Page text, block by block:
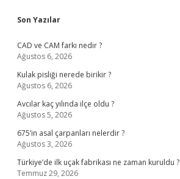
Sidebar
Son Yazılar
CAD ve CAM farkı nedir ?
Ağustos 6, 2026
Kulak pisliği nerede birikir ?
Ağustos 6, 2026
Avcılar kaç yılında ilçe oldu ?
Ağustos 5, 2026
675’in asal çarpanları nelerdir ?
Ağustos 3, 2026
Türkiye’de ilk uçak fabrikası ne zaman kuruldu ?
Temmuz 29, 2026